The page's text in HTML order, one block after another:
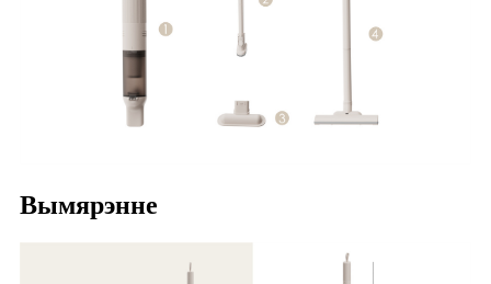
Вымярэнне